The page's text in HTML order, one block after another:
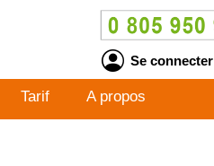
Se connecter
Tarif A propos